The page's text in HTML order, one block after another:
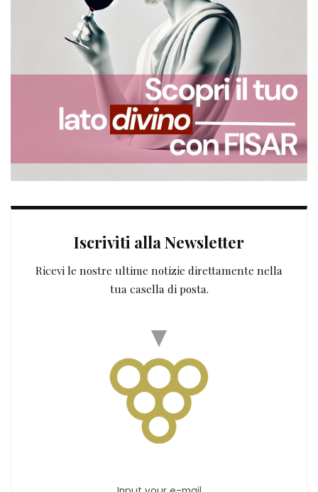
Iscriviti alla Newsletter
Ricevi le nostre ultime notizie direttamente nella
tua casella di posta.